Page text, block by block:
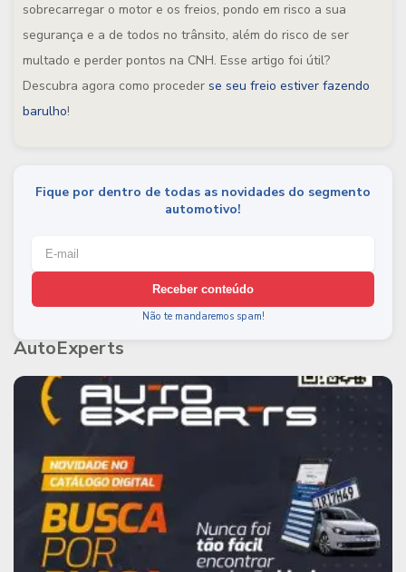
sobrecarregar o motor e os freios, pondo em risco a sua
segurança e a de todos no trânsito, além do risco de ser
multado e perder pontos na CNH. Esse artigo foi útil?
Descubra agora como proceder se seu freio estiver fazendo
barulho!
Fique por dentro de todas as novidades do segmento
automotivo!
Receber conteúdo
Não te mandaremos spam!
AutoExperts